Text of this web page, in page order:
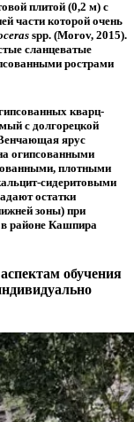
плитой (0,2 м) с
части которой очень
spp. (Morov, 2015).
сланцеватые
рострами
кварц-
с долгорецкой
ярус
огипсованными
плотными
сидеритовыми
остатки
зоны) при
районе Кашпира
обучения